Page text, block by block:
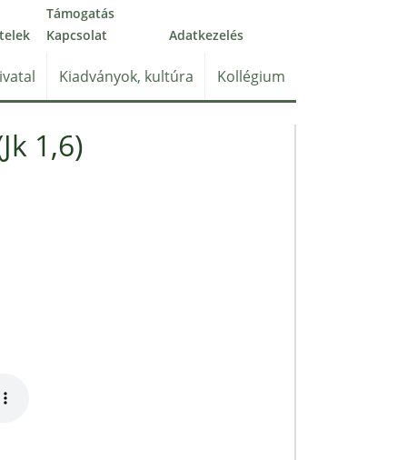
Támogatás
Kapcsolat Adatkezelés
Kiadványok, kultúra Kollégium
1,6)